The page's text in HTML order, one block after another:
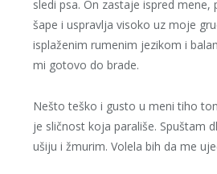
sledi psa. On zastaje ispred mene,
šape i uspravlja visoko uz moje
isplaženim rumenim jezikom i
mi gotovo do brade.
Nešto teško i gusto u meni tiho
je sličnost koja parališe. Spuštam
ušiju i žmurim. Volela bih da me